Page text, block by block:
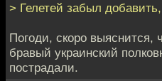
> Гелетей забыл
Погоди, скоро выяснится,
бравый украинский
пострадали.